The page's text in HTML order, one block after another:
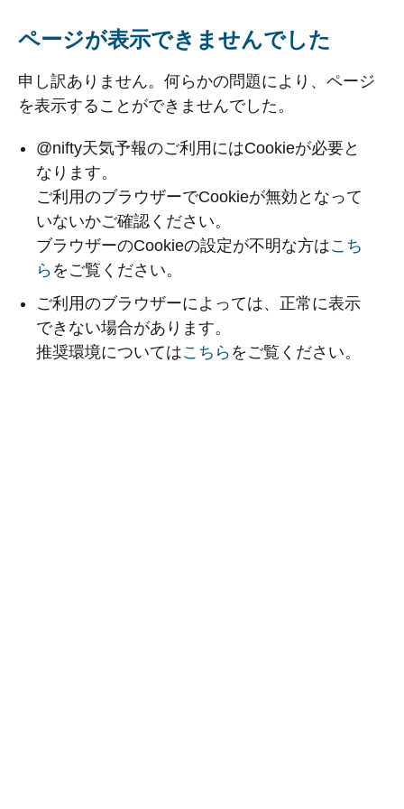
ページが表示できませんでした
申し訳ありません。何らかの問題により、ページ
を表示することができませんでした。
@nifty天気予報のご利用にはCookieが必要と
なります。
ご利用のブラウザーでCookieが無効となって
いないかご確認ください。
ブラウザーのCookieの設定が不明な方はこち
ら をご覧ください。
ご利用のブラウザーによっては、正常に表示
できない場合があります。
推奨環境についてはこちら をご覧ください。